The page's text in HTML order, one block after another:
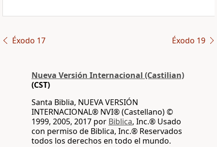
Éxodo 17 Éxodo 19
Nueva Versión Internacional (Castilian)
(CST)
Santa Biblia, NUEVA VERSIÓN
INTERNACIONAL® NVI® (Castellano) ©
1999, 2005, 2017 por Biblica, Inc.® Usado
con permiso de Biblica, Inc.® Reservados
todos los derechos en todo el mundo.